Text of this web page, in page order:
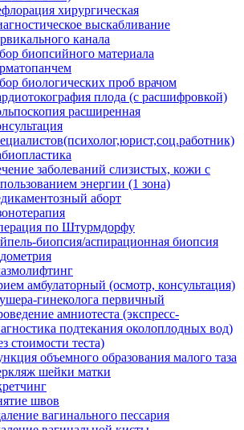
хирургическая
выскабливание
канала
биопсийного материала
биологических проб врачом
плода (с расшифровкой)
расширенная
заболеваний слизистых, кожи с
энергии (1 зона)
аборт
по Штурмдорфу
биопсия/аспирационная биопсия
амбулаторный (осмотр, консультация)
гинеколога первичный
амниотеста (экспресс-
подтекания околоплодных вод)
стоимости теста)
объемного образования малого таза
шейки матки
швов
вагинального пессария